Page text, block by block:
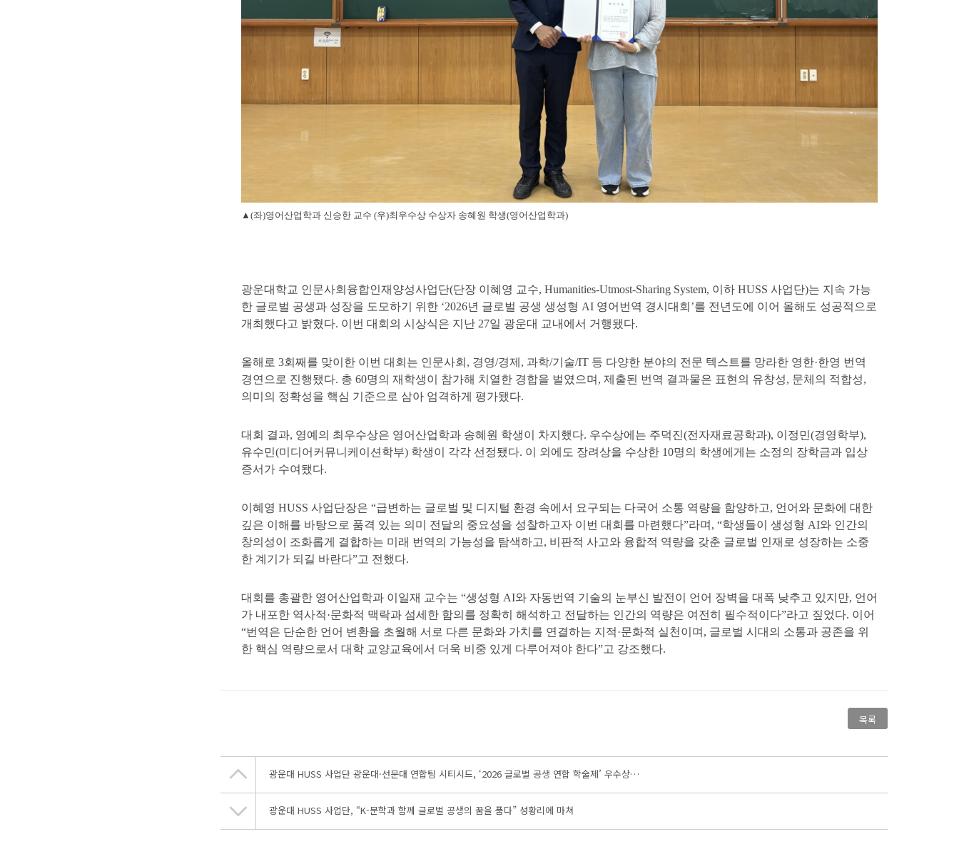
▲(좌)영어산업학과 신승한 교수 (우)최우수상 수상자 송혜원 학생(영어산업학과)
광운대학교 인문사회융합인재양성사업단(단장 이혜영 교수, Humanities-Utmost-Sharing System, 이하 HUSS 사업단)는 지속 가능
한 글로벌 공생과 성장을 도모하기 위한 ‘2026년 글로벌 공생 생성형 AI 영어번역 경시대회’를 전년도에 이어 올해도 성공적으로
개최했다고 밝혔다. 이번 대회의 시상식은 지난 27일 광운대 교내에서 거행됐다.
올해로 3회째를 맞이한 이번 대회는 인문사회, 경영/경제, 과학/기술/IT 등 다양한 분야의 전문 텍스트를 망라한 영한·한영 번역
경연으로 진행됐다. 총 60명의 재학생이 참가해 치열한 경합을 벌였으며, 제출된 번역 결과물은 표현의 유창성, 문체의 적합성,
의미의 정확성을 핵심 기준으로 삼아 엄격하게 평가됐다.
대회 결과, 영예의 최우수상은 영어산업학과 송혜원 학생이 차지했다. 우수상에는 주덕진(전자재료공학과), 이정민(경영학부),
유수민(미디어커뮤니케이션학부) 학생이 각각 선정됐다. 이 외에도 장려상을 수상한 10명의 학생에게는 소정의 장학금과 입상
증서가 수여됐다.
이혜영 HUSS 사업단장은 “급변하는 글로벌 및 디지털 환경 속에서 요구되는 다국어 소통 역량을 함양하고, 언어와 문화에 대한
깊은 이해를 바탕으로 품격 있는 의미 전달의 중요성을 성찰하고자 이번 대회를 마련했다”라며, “학생들이 생성형 AI와 인간의
창의성이 조화롭게 결합하는 미래 번역의 가능성을 탐색하고, 비판적 사고와 융합적 역량을 갖춘 글로벌 인재로 성장하는 소중
한 계기가 되길 바란다”고 전했다.
대회를 총괄한 영어산업학과 이일재 교수는 “생성형 AI와 자동번역 기술의 눈부신 발전이 언어 장벽을 대폭 낮추고 있지만, 언어
가 내포한 역사적·문화적 맥락과 섬세한 함의를 정확히 해석하고 전달하는 인간의 역량은 여전히 필수적이다”라고 짚었다. 이어
“번역은 단순한 언어 변환을 초월해 서로 다른 문화와 가치를 연결하는 지적·문화적 실천이며, 글로벌 시대의 소통과 공존을 위
한 핵심 역량으로서 대학 교양교육에서 더욱 비중 있게 다루어져야 한다”고 강조했다.
목록
광운대 HUSS 사업단 광운대·선문대 연합팀 시티시드, ‘2026 글로벌 공생 연합 학술제’ 우수상…
광운대 HUSS 사업단, “K-문학과 함께 글로벌 공생의 꿈을 품다” 성황리에 마쳐